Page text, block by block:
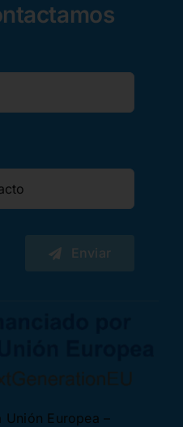
Enviar
Unión Europea –